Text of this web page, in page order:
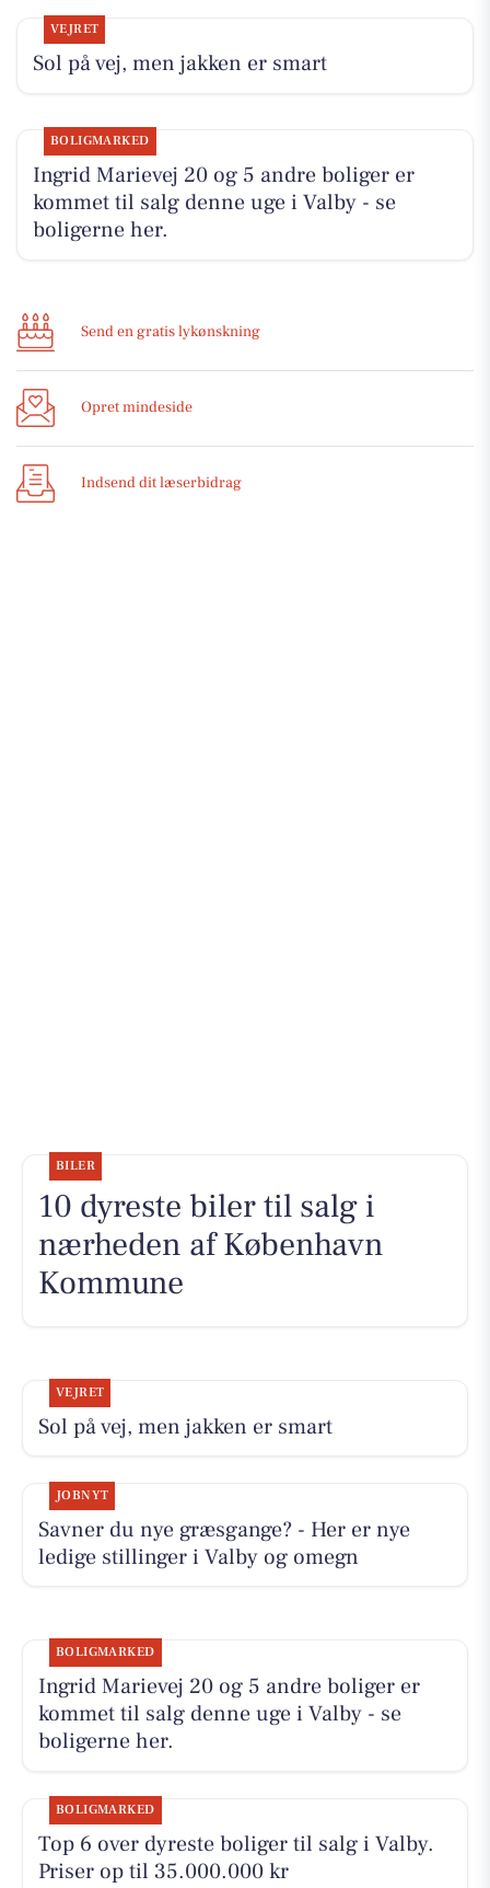
VEJRET
Sol på vej, men jakken er smart
BOLIGMARKED
Ingrid Marievej 20 og 5 andre boliger er
kommet til salg denne uge i Valby - se
boligerne her.
Send en gratis lykønskning
Opret mindeside
Indsend dit læserbidrag
BILER
10 dyreste biler til salg i
nærheden af København
Kommune
VEJRET
Sol på vej, men jakken er smart
JOBNYT
Savner du nye græsgange? - Her er nye
ledige stillinger i Valby og omegn
BOLIGMARKED
Ingrid Marievej 20 og 5 andre boliger er
kommet til salg denne uge i Valby - se
boligerne her.
BOLIGMARKED
Top 6 over dyreste boliger til salg i Valby.
Priser op til 35.000.000 kr